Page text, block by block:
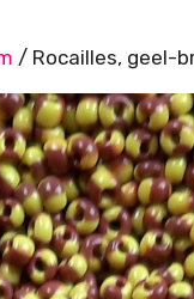
/ Rocailles, geel-